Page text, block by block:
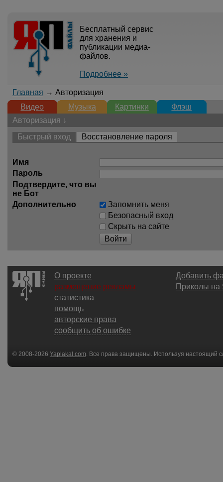
Бесплатный сервис
для хранения и
публикации медиа-
файлов.
Подробнее »
Главная → Авторизация
Видео
Музыка Картинки
Флэш
Авторизация ↓
Быстрый вход
Восстановление пароля
Имя
Пароль
Подтвердите, что вы
не Бот
Дополнительно
Запомнить меня
Безопасный вход
Скрыть на сайте
Войти
О проекте
размещение рекламы
статистика
помощь
авторские права
сообщить об ошибке
Добавить
Приколы
© 2008-2026 Yaplakal.com . Все права защищены. Используя настоящий
соглашения.